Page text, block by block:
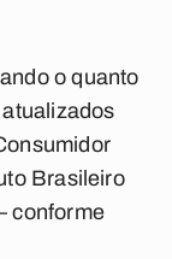
o quanto
Brasileiro
conforme